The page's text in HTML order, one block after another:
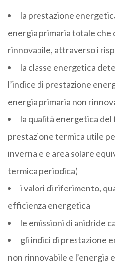
la prestazione
energia primaria totale che
rinnovabile, attraverso i
la classe energetica
l’indice di prestazione
energia primaria non
la qualità energetica
prestazione termica utile
invernale e area solare
termica periodica)
i valori di riferimento,
efficienza energetica
le emissioni di anidride
gli indici di prestazione
non rinnovabile e l’energia